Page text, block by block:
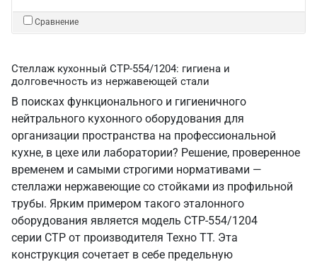
Сравнение
Стеллаж кухонный СТР-554/1204: гигиена и
долговечность из нержавеющей стали
В поисках функционального и гигиеничного
нейтрального кухонного оборудования для
организации пространства на профессиональной
кухне, в цехе или лаборатории? Решение, проверенное
временем и самыми строгими нормативами —
стеллажи нержавеющие со стойками из профильной
трубы. Ярким примером такого эталонного
оборудования является модель СТР-554/1204
серии СТР от производителя Техно ТТ. Эта
конструкция сочетает в себе предельную